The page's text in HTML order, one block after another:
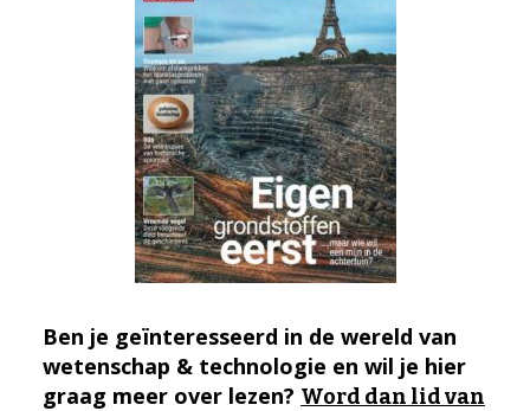
Ben je geïnteresseerd in de wereld van
wetenschap & technologie en wil je hier
graag meer over lezen? Word dan lid van